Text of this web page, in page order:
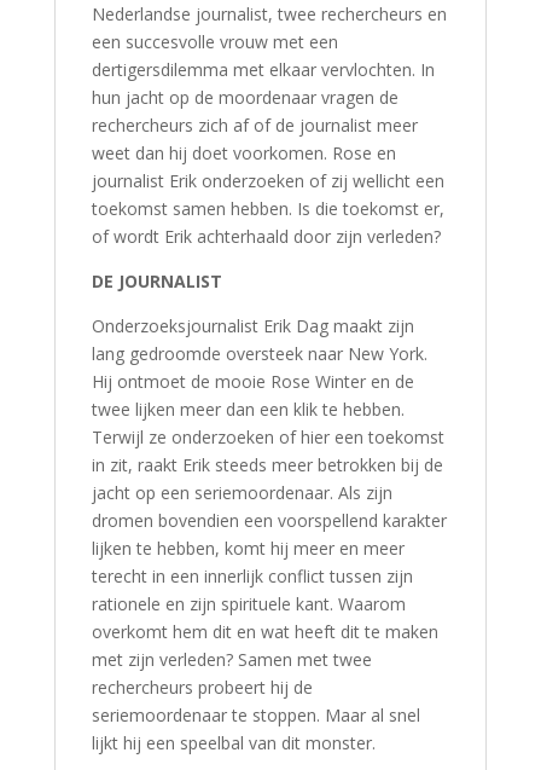
Nederlandse journalist, twee rechercheurs en
een succesvolle vrouw met een
dertigersdilemma met elkaar vervlochten. In
hun jacht op de moordenaar vragen de
rechercheurs zich af of de journalist meer
weet dan hij doet voorkomen. Rose en
journalist Erik onderzoeken of zij wellicht een
toekomst samen hebben. Is die toekomst er,
of wordt Erik achterhaald door zijn verleden?
DE JOURNALIST
Onderzoeksjournalist Erik Dag maakt zijn
lang gedroomde oversteek naar New York.
Hij ontmoet de mooie Rose Winter en de
twee lijken meer dan een klik te hebben.
Terwijl ze onderzoeken of hier een toekomst
in zit, raakt Erik steeds meer betrokken bij de
jacht op een seriemoordenaar. Als zijn
dromen bovendien een voorspellend karakter
lijken te hebben, komt hij meer en meer
terecht in een innerlijk conflict tussen zijn
rationele en zijn spirituele kant. Waarom
overkomt hem dit en wat heeft dit te maken
met zijn verleden? Samen met twee
rechercheurs probeert hij de
seriemoordenaar te stoppen. Maar al snel
lijkt hij een speelbal van dit monster.